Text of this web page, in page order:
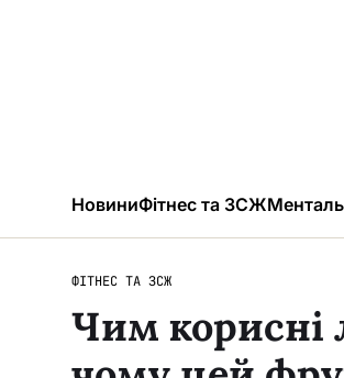
НовиниФітнес та ЗСЖ
ФІТНЕС ТА ЗСЖ
Чим корисні